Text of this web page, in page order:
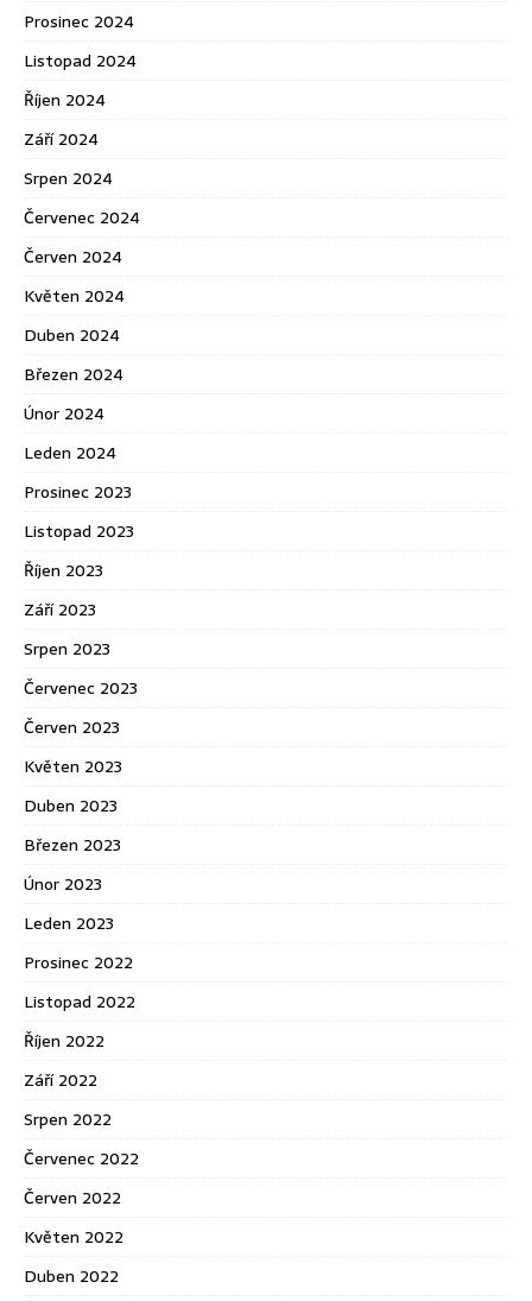
Prosinec 2024
Listopad 2024
Říjen 2024
Září 2024
Srpen 2024
Červenec 2024
Červen 2024
Květen 2024
Duben 2024
Březen 2024
Únor 2024
Leden 2024
Prosinec 2023
Listopad 2023
Říjen 2023
Září 2023
Srpen 2023
Červenec 2023
Červen 2023
Květen 2023
Duben 2023
Březen 2023
Únor 2023
Leden 2023
Prosinec 2022
Listopad 2022
Říjen 2022
Září 2022
Srpen 2022
Červenec 2022
Červen 2022
Květen 2022
Duben 2022